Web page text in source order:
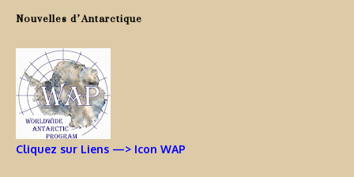
Nouvelles d’Antarctique
Cliquez sur Liens —> Icon WAP